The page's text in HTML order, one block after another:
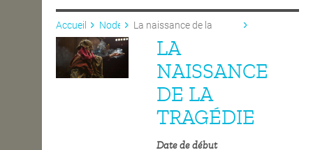
L'ÉCOLE
Accueil Node
La naissance de la
LA
NAISSANCE
DE LA
TRAGÉDIE
Date de début